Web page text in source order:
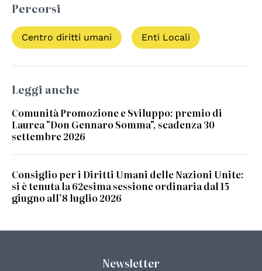
Percorsi
Centro diritti umani Enti Locali
Leggi anche
Comunità Promozione e Sviluppo: premio di
Laurea "Don Gennaro Somma", scadenza 30
settembre 2026
Consiglio per i Diritti Umani delle Nazioni Unite:
si è tenuta la 62esima sessione ordinaria dal 15
giugno all’8 luglio 2026
Newsletter